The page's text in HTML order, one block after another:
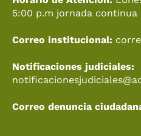
m
5:00 p.m jornada continua
Correo institucional:
Notificaciones judiciales:
Correo denuncia